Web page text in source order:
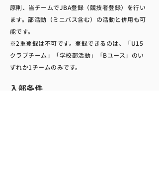
原則、当チームでJBA登録（競技者登録）を行い
ます。部活動（ミニバス含む）の活動と併用も可
能です。
※2重登録は不可です。登録できるのは、「U15
クラブチーム」「学校部活動」「Bユース」のい
ずれか1チームのみです。
​入部条件